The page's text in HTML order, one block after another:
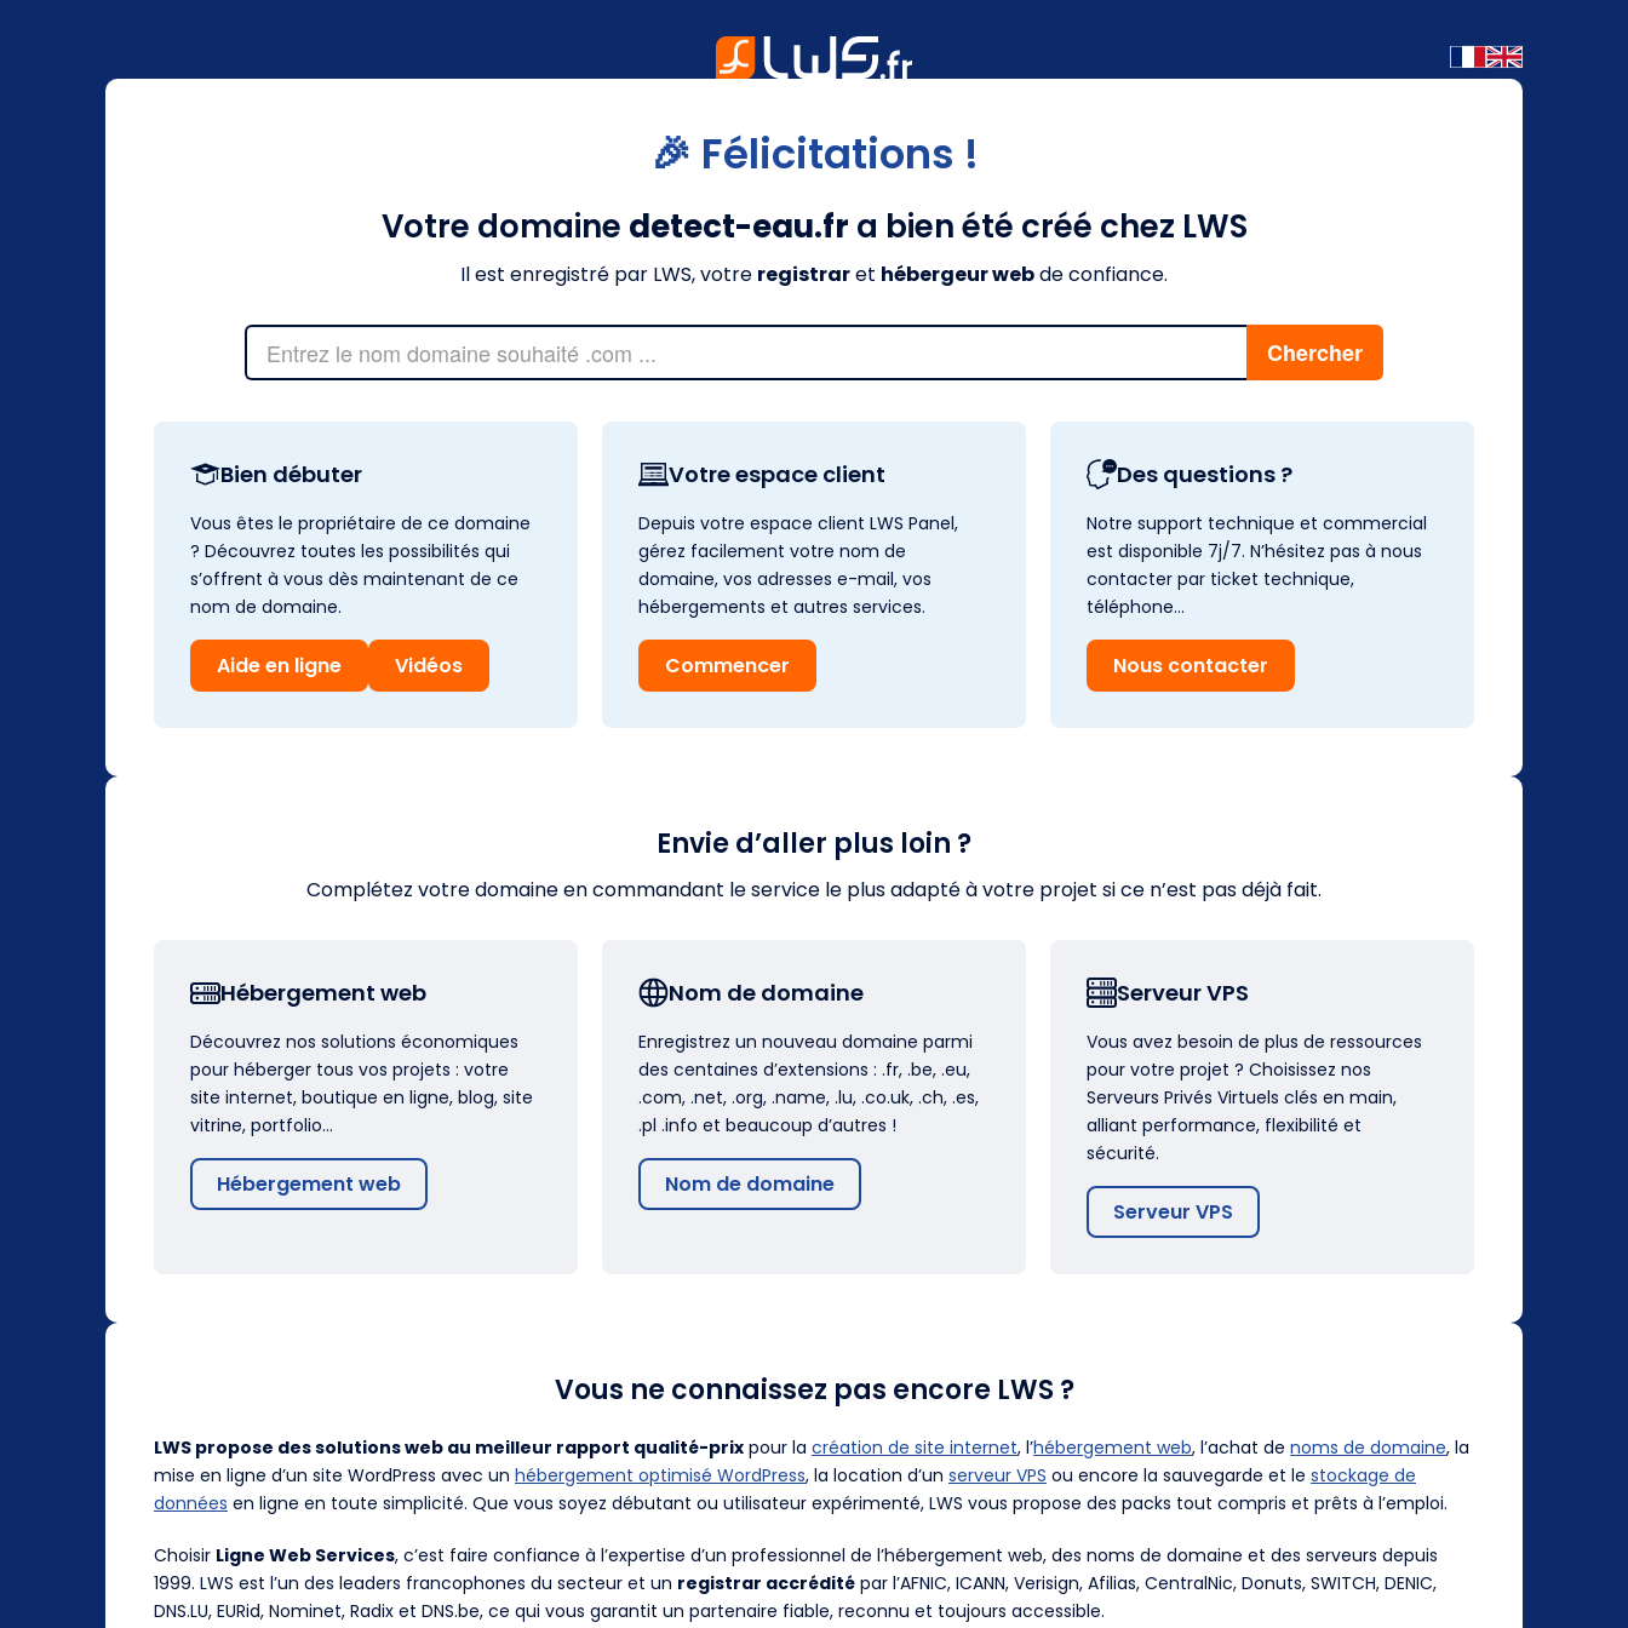
🎉 Félicitations !
Votre domaine detect-eau.fr a bien été créé chez LWS
Il est enregistré par LWS, votre registraret hébergeur webde confiance.
Bien débuter
Vous êtes le propriétaire de ce domaine
? Découvrez toutes les possibilités qui
s’offrent à vous dès maintenant de ce
nom de domaine.
Aide en ligne Vidéos
Votre espace client
Depuis votre espace client LWS Panel,
gérez facilement votre nom de
domaine, vos adresses e-mail, vos
hébergements et autres services.
Commencer
Des questions ?
Notre support technique et commercial
est disponible 7j/7. N’hésitez pas à nous
contacter par ticket technique,
téléphone…
Nous contacter
Envie d’aller plus loin ?
Complétez votre domaine en commandant le service le plus adapté à votre projet si ce n’est pas déjà fait.
Hébergement web
Découvrez nos solutions économiques
pour héberger tous vos projets : votre
site internet, boutique en ligne, blog, site
vitrine, portfolio…
Hébergement web
Nom de domaine
Enregistrez un nouveau domaine parmi
des centaines d’extensions : .fr, .be, .eu,
.com, .net, .org, .name, .lu, .co.uk, .ch, .es,
.pl .info et beaucoup d’autres !
Nom de domaine
Serveur VPS
Vous avez besoin de plus de ressources
pour votre projet ? Choisissez nos
Serveurs Privés Virtuels clés en main,
alliant performance, flexibilité et
sécurité.
Serveur VPS
Vous ne connaissez pas encore LWS ?
LWS propose des solutions web au meilleur rapport qualité-prix pour la création de site internet, l’hébergement web, l’achat de noms de domaine, la
mise en ligne d’un site WordPress avec un hébergement optimisé WordPress, la location d’un serveur VPS ou encore la sauvegarde et le stockage de
données en ligne en toute simplicité. Que vous soyez débutant ou utilisateur expérimenté, LWS vous propose des packs tout compris et prêts à l’emploi.
Choisir Ligne Web Services, c’est faire confiance à l’expertise d’un professionnel de l’hébergement web, des noms de domaine et des serveurs depuis
1999. LWS est l’un des leaders francophones du secteur et un registrar accrédité par l’AFNIC, ICANN, Verisign, Afilias, CentralNic, Donuts, SWITCH, DENIC,
DNS.LU, EURid, Nominet, Radix et DNS.be, ce qui vous garantit un partenaire fiable, reconnu et toujours accessible.